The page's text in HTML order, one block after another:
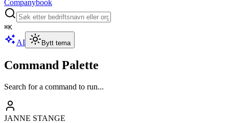
Companybook
⌘K
AI Bytt tema
Command Palette
Search for a command to run...
JANNE STANGE